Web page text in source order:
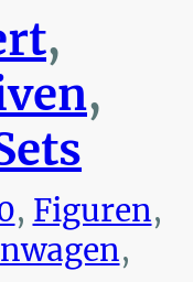
,
,
, Figuren,
,